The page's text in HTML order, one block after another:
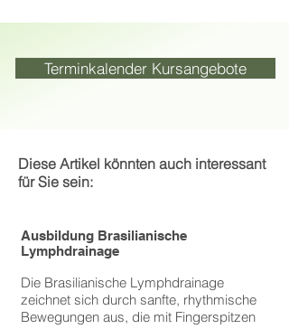
Terminkalender Kursangebote
Diese Artikel könnten auch interessant
für Sie sein:
Ausbildung Brasilianische
Lymphdrainage
Die Brasilianische Lymphdrainage
zeichnet sich durch sanfte, rhythmische
Bewegungen aus, die mit Fingerspitzen